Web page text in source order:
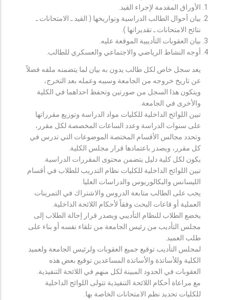
الأوراق المقدمة لإجراء القيد.
بيان أحوال الطالب الدراسية وتواريخها ( القيد ـ الامتحانات ـ
نتائح الامتحانات ـ تقديراتها ).
بيان العقوبات التأديبية الموقعة عليه.
أوجه النشاط الرياضي والاجتماعي والعسكري للطالب.
يعد سجل خاص لكل طالب يدون به بيان لما يتضمنه ملفه فضلاً
عن تاريخ خروجه من الجامعة وسببه وعمله بعد التخرج،
ويتكون هذا السجل من صورتين وتحفظ احداهما في الكلية
والأخرى في الجامعة.
تبين اللوائح الداخلية للكليات مواد الدراسة وتوزيع مقرراتها
على سنوات الدراسة وعدد الساعات المخصصة لكل مقرر،
وتحدد مجالس الأقسام المختصة الموضوعات التي تدرس في
كل مقرر، ويصدر باعتمادها قرار مجلس الكلية.
يكون لكل كلية دليل يتضمن محتوى المقررات الدراسية.
تبين اللوائح الداخلية للكليات نظام التدريب للطلاب في أقسام
الليسانس والبكالوريوس والدراسات العليا.
يجب على الطالب متابعة الدروس والاشتراك في التمرينات
العملية أو قاعات البحث وفقاً لأحكام اللائحة الداخلية.
يخضع الطلاب للنظام التأديبي ويصدر قرار إحالة الطلاب إلى
مجلس التأديب من رئيس الجامعة من تلقاء نفسه أو بناء على
طلب العميد.
لمجلس التأديب توقيع جميع العقوبات ولرئيس الجامعة ولعميد
الكلية وللأساتذة والأساتذة المساعدين توقيع بعض هذه
العقوبات في الحدود المبينة لكل منهم في اللائحة التنفيذية.
مع مراعاة أحكام اللائحة التنفيذية تتولى اللوائح الداخلية
للكليات تحديد نظم الامتحانات الخاصة بها.